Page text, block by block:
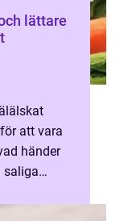
att vara
händer
saliga